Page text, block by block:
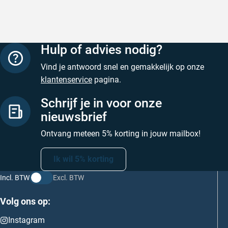
Hulp of advies nodig?
Vind je antwoord snel en gemakkelijk op onze
klantenservice pagina.
Schrijf je in voor onze
nieuwsbrief
Ontvang meteen 5% korting in jouw mailbox!
Ik wil 5% korting
Incl. BTW Excl. BTW
Volg ons op:
Instagram